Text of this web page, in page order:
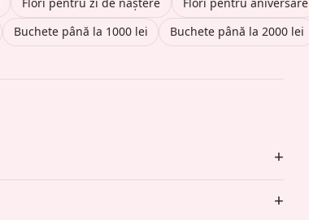
Buchete până la 1000 lei Buchete până la 2000 lei